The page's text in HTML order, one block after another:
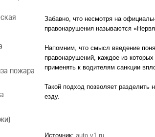
пожара
Забавно, что несмотря на
правонарушения называются
Напомним, что смысл введение
правонарушений, каждое из
применять к водителям санкции
Такой подход позволяет
езду.
Источник: auto.v1.ru